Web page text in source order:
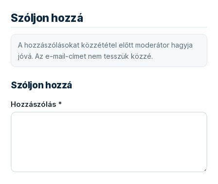
Szóljon hozzá
A hozzászólásokat közzététel előtt moderátor hagyja
jóvá. Az e-mail-címet nem tesszük közzé.
Szóljon hozzá
Hozzászólás *